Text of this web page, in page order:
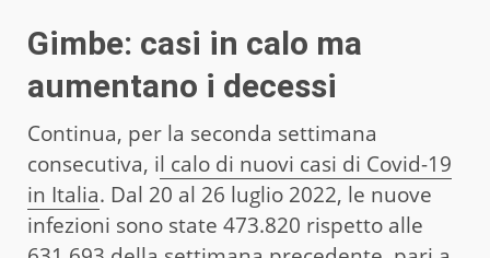
Gimbe: casi in calo ma
aumentano i decessi
Continua, per la seconda settimana
consecutiva, il calo di nuovi casi di Covid-19
in Italia. Dal 20 al 26 luglio 2022, le nuove
infezioni sono state 473.820 rispetto alle